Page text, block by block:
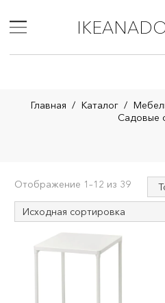
Главная / Каталог /
Садовые
Отображение 1–12 из 39